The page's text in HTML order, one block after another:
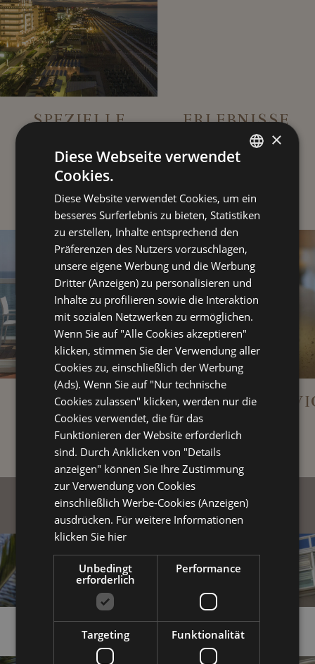
SPEZIELLE
ERLEBNISSE
DES GUTEN
GESCHMACKS
TOP ROOM
ENGLISH
GERMAN
×
Diese Webseite verwendet
Cookies.
Diese Website verwendet Cookies, um ein
besseres Surferlebnis zu bieten, Statistiken
zu erstellen, Inhalte entsprechend den
Präferenzen des Nutzers vorzuschlagen,
unsere eigene Werbung und die Werbung
Dritter (Anzeigen) zu personalisieren und
Inhalte zu profilieren sowie die Interaktion
mit sozialen Netzwerken zu ermöglichen.
Wenn Sie auf "Alle Cookies akzeptieren"
klicken, stimmen Sie der Verwendung aller
Cookies zu, einschließlich der Werbung
(Ads). Wenn Sie auf "Nur technische
Cookies zulassen" klicken, werden nur die
Cookies verwendet, die für das
Funktionieren der Website erforderlich
sind. Durch Anklicken von "Details
anzeigen" können Sie Ihre Zustimmung
zur Verwendung von Cookies
einschließlich Werbe-Cookies (Anzeigen)
ausdrücken. Für weitere Informationen
klicken Sie hier
Unbedingt
erforderlich
Performance
Targeting Funktionalität